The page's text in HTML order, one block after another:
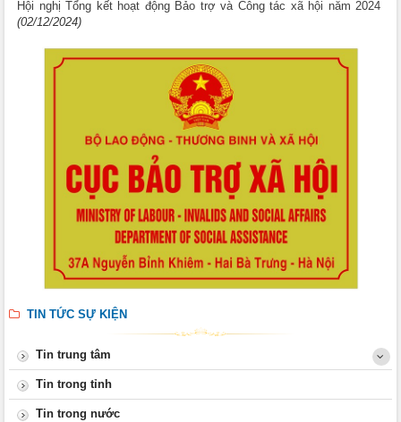
Hội nghị Tổng kết hoạt động Bảo trợ và Công tác xã hội năm 2024
(02/12/2024)
TIN TỨC SỰ KIỆN
Tin trung tâm
Tin trong tỉnh
Tin trong nước